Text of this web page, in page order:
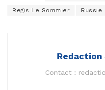
Regis Le Sommier Russie
Redaction
Contact :